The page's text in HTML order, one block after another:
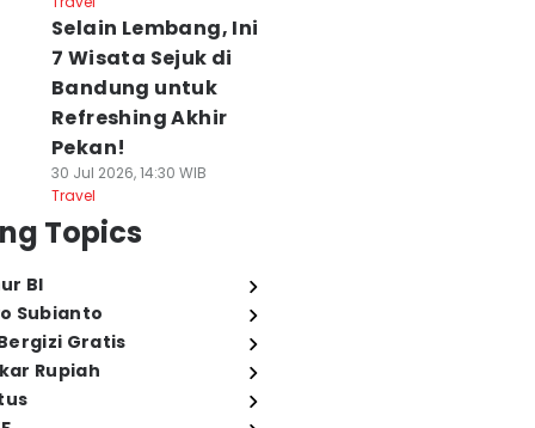
Selain Lembang, Ini
7 Wisata Sejuk di
Bandung untuk
Refreshing Akhir
Pekan!
30 Jul 2026, 14:30 WIB
Travel
Topics
BI
Subianto
Gratis
Rupiah